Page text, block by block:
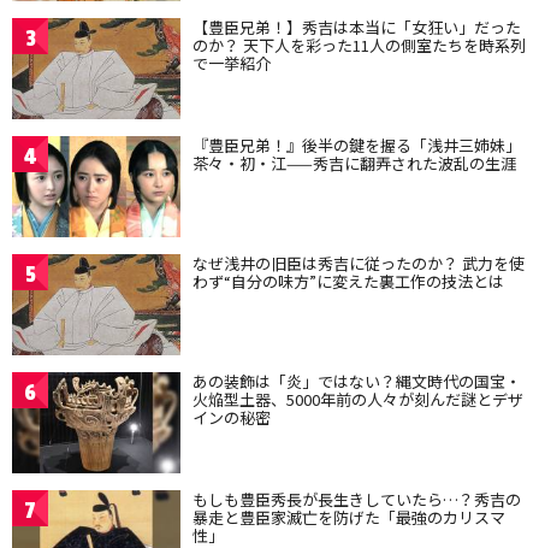
3 【豊臣兄弟！】秀吉は本当に「女狂い」だった
のか？ 天下人を彩った11人の側室たちを時系列
で一挙紹介
4 『豊臣兄弟！』後半の鍵を握る「浅井三姉妹」
茶々・初・江——秀吉に翻弄された波乱の生涯
5 なぜ浅井の旧臣は秀吉に従ったのか？ 武力を使
わず“自分の味方”に変えた裏工作の技法とは
6 あの装飾は「炎」ではない？縄文時代の国宝・
火焔型土器、5000年前の人々が刻んだ謎とデザ
インの秘密
7 もしも豊臣秀長が長生きしていたら…？秀吉の
暴走と豊臣家滅亡を防げた「最強のカリスマ
性」